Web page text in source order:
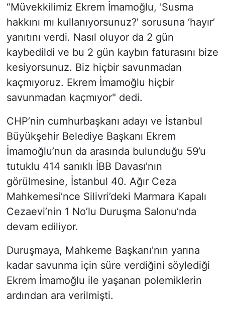
“Müvekkilimiz Ekrem İmamoğlu, 'Susma
hakkını mı kullanıyorsunuz?’ sorusuna ‘hayır’
yanıtını verdi. Nasıl oluyor da 2 gün
kaybedildi ve bu 2 gün kaybın faturasını bize
kesiyorsunuz. Biz hiçbir savunmadan
kaçmıyoruz. Ekrem İmamoğlu hiçbir
savunmadan kaçmıyor" dedi.
CHP’nin cumhurbaşkanı adayı ve İstanbul
Büyükşehir Belediye Başkanı Ekrem
İmamoğlu’nun da arasında bulunduğu 59’u
tutuklu 414 sanıklı İBB Davası’nın
görülmesine, İstanbul 40. Ağır Ceza
Mahkemesi’nce Silivri’deki Marmara Kapalı
Cezaevi’nin 1 No’lu Duruşma Salonu’nda
devam ediliyor.
Duruşmaya, Mahkeme Başkanı'nın yarına
kadar savunma için süre verdiğini söylediği
Ekrem İmamoğlu ile yaşanan polemiklerin
ardından ara verilmişti.